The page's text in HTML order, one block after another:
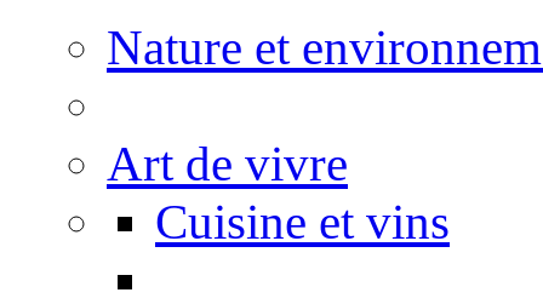
Nature et
Art de vivre
Cuisine et vins